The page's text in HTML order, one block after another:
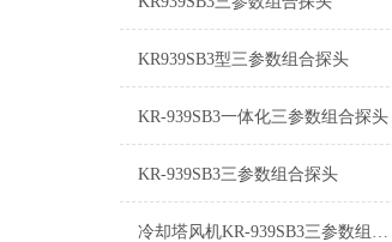
KR939SB3型三参数组合探头
KR-939SB3一体化三参数组合探头
KR-939SB3三参数组合探头
冷却塔风机KR-939SB3三参数组合探头